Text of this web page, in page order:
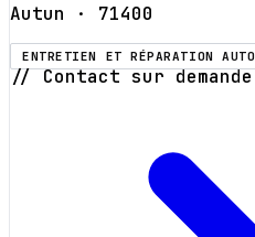
Autun · 71400
ENTRETIEN ET RÉPARATION AUTO
// Contact sur demande